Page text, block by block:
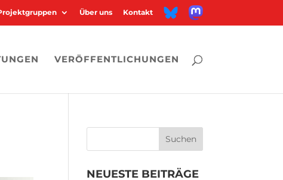
Über uns Kontakt
B
u
M
a
n
VERÖFFENTLICHUNGEN
NEUESTE BEITRÄGE